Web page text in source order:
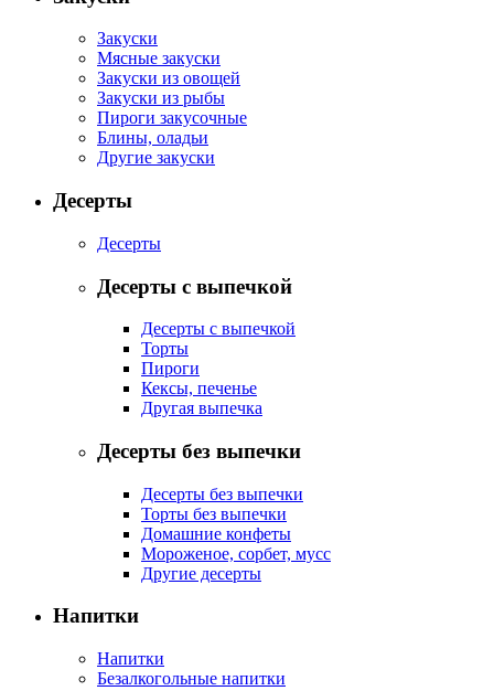
Закуски
Мясные закуски
Закуски из овощей
Закуски из рыбы
Пироги закусочные
Блины, оладьи
Другие закуски
Десерты
Десерты
Десерты с выпечкой
Десерты с выпечкой
Торты
Пироги
Кексы, печенье
Другая выпечка
Десерты без выпечки
Десерты без выпечки
Торты без выпечки
Домашние конфеты
Мороженое, сорбет, мусс
Другие десерты
Напитки
Напитки
Безалкогольные напитки